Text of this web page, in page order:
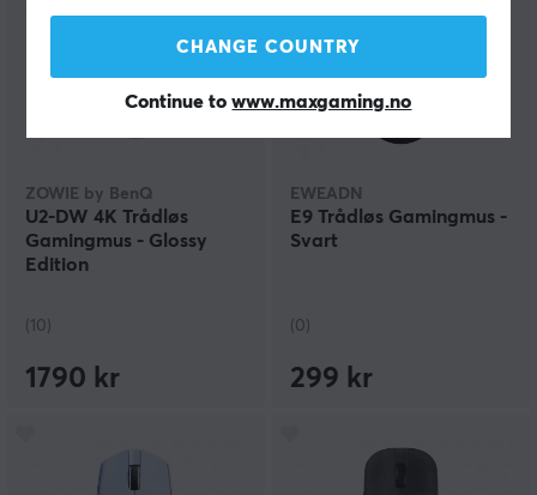
CHANGE COUNTRY
Continue towww.maxgaming.no
ZOWIE by BenQ
U2-DW 4K Trådløs
Gamingmus - Glossy
Edition
(10)
1790 kr
EWEADN
E9 Trådløs Gamingmus -
Svart
(0)
299 kr